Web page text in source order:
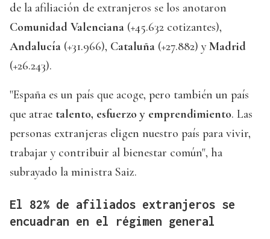
de la afiliación de extranjeros se los anotaron
Comunidad Valenciana (+45.632 cotizantes),
Andalucía (+31.966), Cataluña (+27.882) yMadrid
(+26.243).
"España es un país que acoge, pero también un país
que atrae talento, esfuerzo y emprendimiento. Las
personas extranjeras eligen nuestro país para vivir,
trabajar y contribuir al bienestar común", ha
subrayado la ministra Saiz.
El 82% de afiliados extranjeros se
encuadran en el régimen general